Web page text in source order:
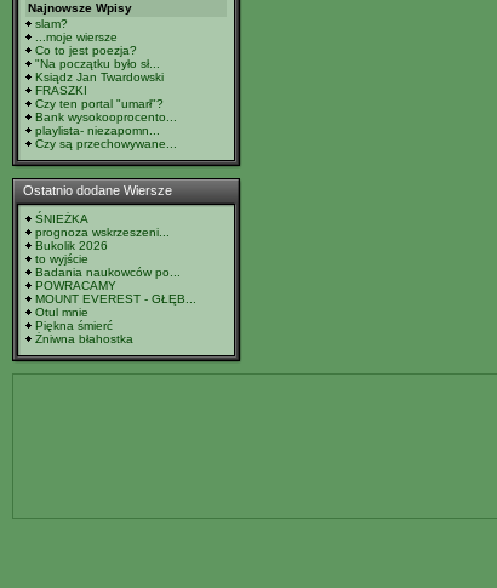
Najnowsze Wpisy
slam?
...moje wiersze
Co to jest poezja?
"Na początku było sł...
Ksiądz Jan Twardowski
FRASZKI
Czy ten portal "umarł"?
Bank wysokooprocento...
playlista- niezapomn...
Czy są przechowywane...
Ostatnio dodane Wiersze
ŚNIEŻKA
prognoza wskrzeszeni...
Bukolik 2026
to wyjście
Badania naukowców po...
POWRACAMY
MOUNT EVEREST - GŁĘB...
Otul mnie
Piękna śmierć
Żniwna błahostka